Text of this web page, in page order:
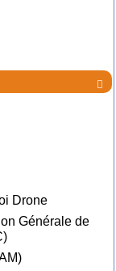

Drone
Générale de